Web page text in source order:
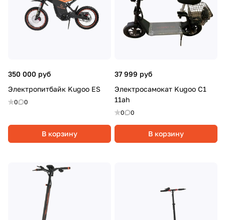
350 000 руб
Электропитбайк Kugoo ES
0 0
В корзину
37 999 руб
Электросамокат Kugoo C1
11ah
0 0
В корзину